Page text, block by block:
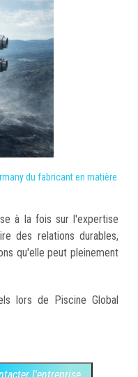
du fabricant en matière
à la fois sur l'expertise
des relations durables,
qu'elle peut pleinement
lors de Piscine Global